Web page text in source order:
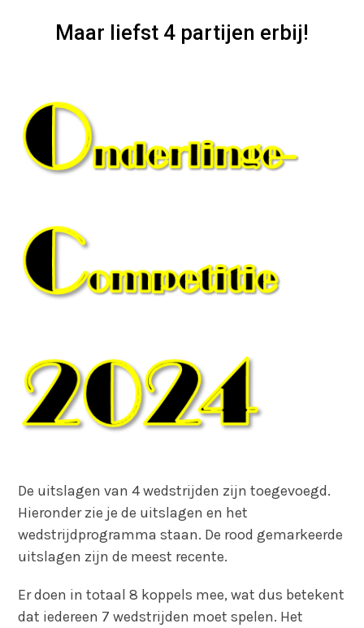
Maar liefst 4 partijen erbij!
De uitslagen van 4 wedstrijden zijn toegevoegd.
Hieronder zie je de uitslagen en het
wedstrijdprogramma staan. De rood gemarkeerde
uitslagen zijn de meest recente.
Er doen in totaal 8 koppels mee, wat dus betekent
dat iedereen 7 wedstrijden moet spelen. Het